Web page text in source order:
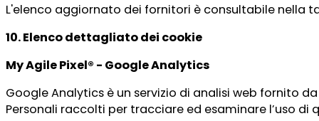
L'elenco aggiornato dei fornitori è consultabile nella
10. Elenco dettagliato dei cookie
My Agile Pixel® - Google Analytics
Google Analytics è un servizio di analisi web fornito
Personali raccolti per tracciare ed esaminare l’uso